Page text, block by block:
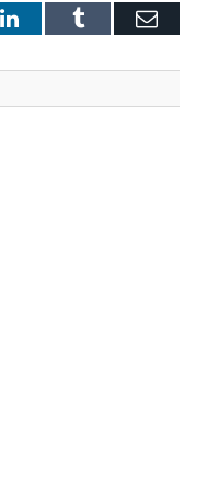
LinkedInTumblr E-